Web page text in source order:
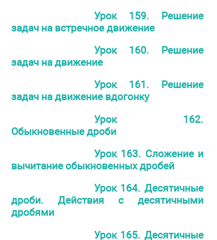
Урок 159. Решение
задач на встречное движение
Урок 160. Решение
задач на движение
Урок 161. Решение
задач на движение вдогонку
Урок 162.
Обыкновенные дроби
Урок 163. Сложение и
вычитание обыкновенных дробей
Урок 164. Десятичные
дроби. Действия с десятичными
дробями
Урок 165. Десятичные